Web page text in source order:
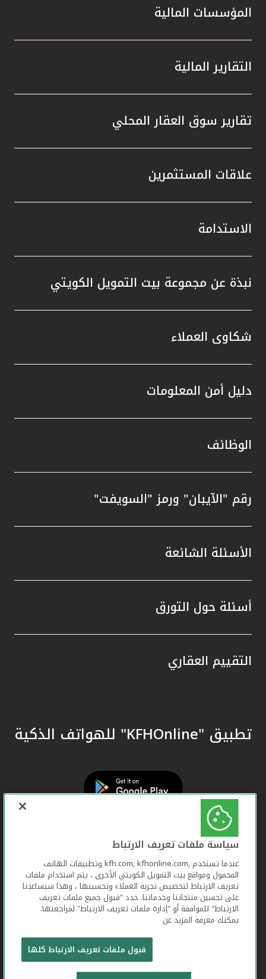
المؤسسات المالية
التقارير المالية
تقارير سوق العقار المحلي
علاقات المستثمرين
الاستدامة
نبذة عن مجموعة بيت التمويل الكويتي
شكاوى العملاء
دليل أمن المعلومات
الوظائف
رقم "الآيبان" ورمز "السويفت"
الأسئلة الشائعة
أسئلة حول التورق
التقييم العقاري
تطبيق "KFHOnline" للهواتف الذكية
بيت التمويل الكويتي جميع الحقوق محفوظة © 2026
شروط وأحكام استخدام الموقع الإلكتروني
سياسة ملفات تعريف الارتباط
عندما تستخدم ,kfh.com, kfhonline.com وتطبيقات الهاتف
المحمول ومواقع بيت التمويل الكويتي الأخرى ، يتم استخدام ملفات
تعريف الارتباط لتخصيص تجربة العملاء وتحسينها ، وهذا سيساعدنا
على تحسين منتجاتنا وخدماتنا. حدد "قبول جميع ملفات تعريف
الارتباط" للموافقة أو "إدارة ملفات تعريف الارتباط" لمراجعتها.
يمكنك معرفة المزيد عن
قبول ملفات تعريف الارتباط كلها